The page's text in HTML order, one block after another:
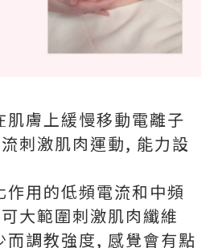
肌膚上緩慢移動電離子
刺激肌肉運動, 能力設
作用的低頻電流和中頻
大範圍刺激肌肉纖維
而調教強度, 感覺會有點